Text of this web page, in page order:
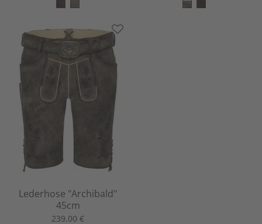
Lederhose "Archibald"
45cm
239,00 €